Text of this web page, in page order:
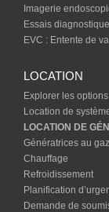
Imagerie
Essais
EVC : Entente de
LOCATION
Explorer les
Location de
LOCATION DE
Génératrices au
Chauffage
Refroidissement
Planification
Demande de